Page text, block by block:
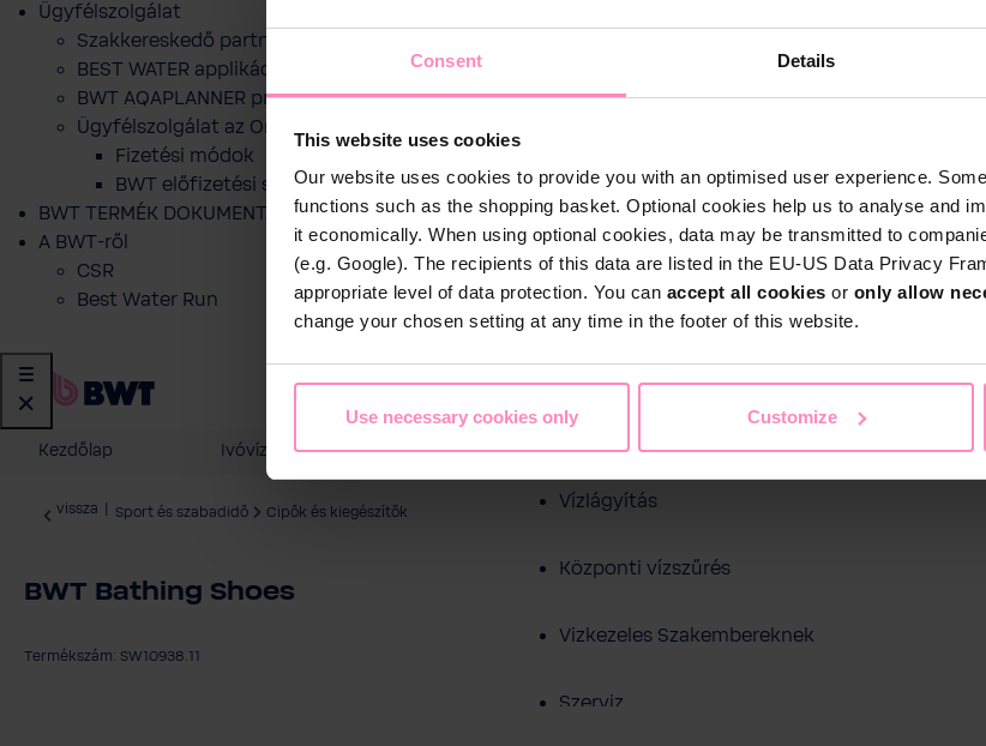
Consent Details
This website uses cookies
Our website uses cookies to provide you with an optimised user experience.
functions such as the shopping basket. Optional cookies help us to analyse and
it economically. When using optional cookies, data may be transmitted to
(e.g. Google). The recipients of this data are listed in the EU-US Data Privacy
appropriate level of data protection. You can accept all cookies or only allow
change your chosen setting at any time in the footer of this website.
Use necessary cookies only Customize
Ügyfélszolgálat
Szakkereskedő partnereink
BEST WATER applikáció
BWT AQAPLANNER program
Ügyfélszolgálat az Online webshophoz
Fizetési módok
BWT előfizetési szolgáltatása
BWT TERMÉK DOKUMENTÁCIÓ
A BWT-ről
CSR
Best Water Run
Shop
Ivóvíz szűrés
Vízlágyítás
Központi vízszűrés
Vizkezeles Szakembereknek
Szerviz
Kezdőlap Ivóvíz szűrés Otthoni vízkezelés Medence víztisztítás
vissza Sport és szabadidő Cipők és kiegészítők
BWT Bathing Shoes
Termékszám: SW10938.11